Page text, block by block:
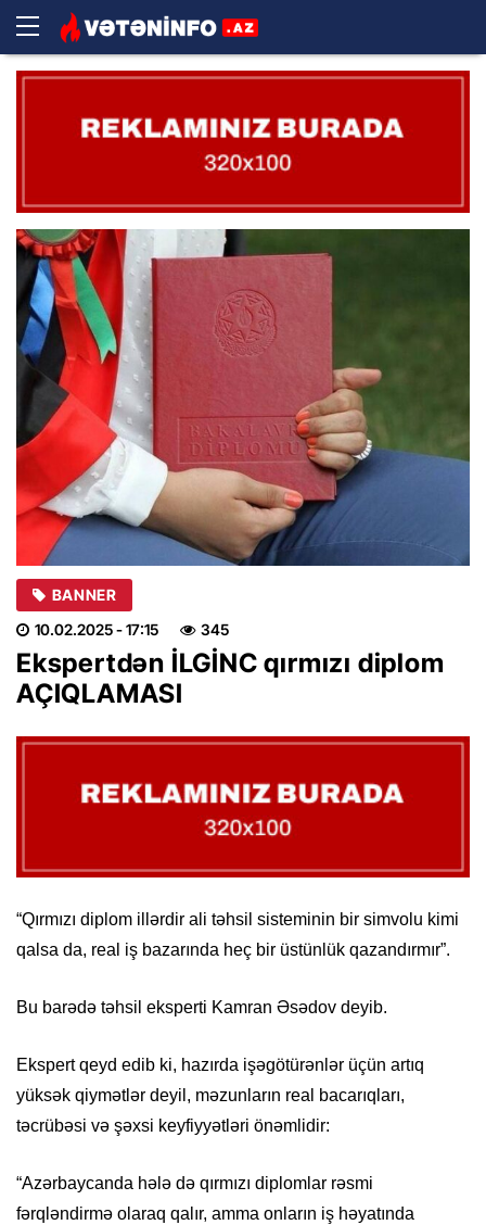
BANNER
10.02.2025- 17:15 345
Ekspertdən İLGİNC qırmızı diplom
AÇIQLAMASI
“Qırmızı diplom illərdir ali təhsil sisteminin bir simvolu kimi
qalsa da, real iş bazarında heç bir üstünlük qazandırmır”.
Bu barədə təhsil eksperti Kamran Əsədov deyib.
Ekspert qeyd edib ki, hazırda işəgötürənlər üçün artıq
yüksək qiymətlər deyil, məzunların real bacarıqları,
təcrübəsi və şəxsi keyfiyyətləri önəmlidir:
“Azərbaycanda hələ də qırmızı diplomlar rəsmi
fərqləndirmə olaraq qalır, amma onların iş həyatında